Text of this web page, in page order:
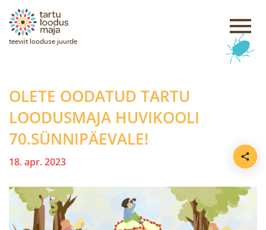
teeviit looduse juurde
OLETE OODATUD TARTU
LOODUSMAJA HUVIKOOLI
70.SÜNNIPÄEVALE!
18. apr. 2023